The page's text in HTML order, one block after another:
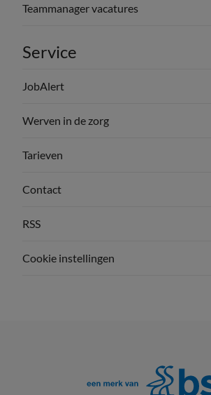
Teammanager vacatures
Service
JobAlert
Werven in de zorg
Tarieven
Contact
RSS
Cookie instellingen